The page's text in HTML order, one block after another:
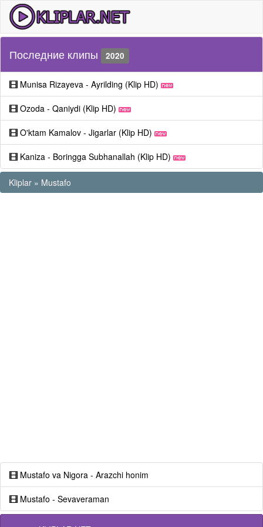
Последние клипы 2020
Munisa Rizayeva - Ayrilding (Klip HD)
Ozoda - Qaniydi (Klip HD)
O'ktam Kamalov - Jigarlar (Klip HD)
Kaniza - Boringga Subhanallah (Klip HD)
Kliplar » Mustafo
Mustafo va Nigora - Arazchi honim
Mustafo - Sevaveraman